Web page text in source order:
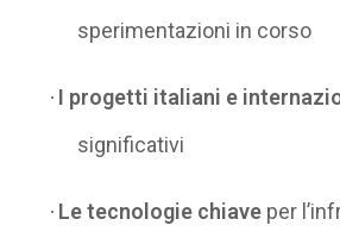
sperimentazioni in corso
· I progetti italiani e
significativi
· Le tecnologie chiave per